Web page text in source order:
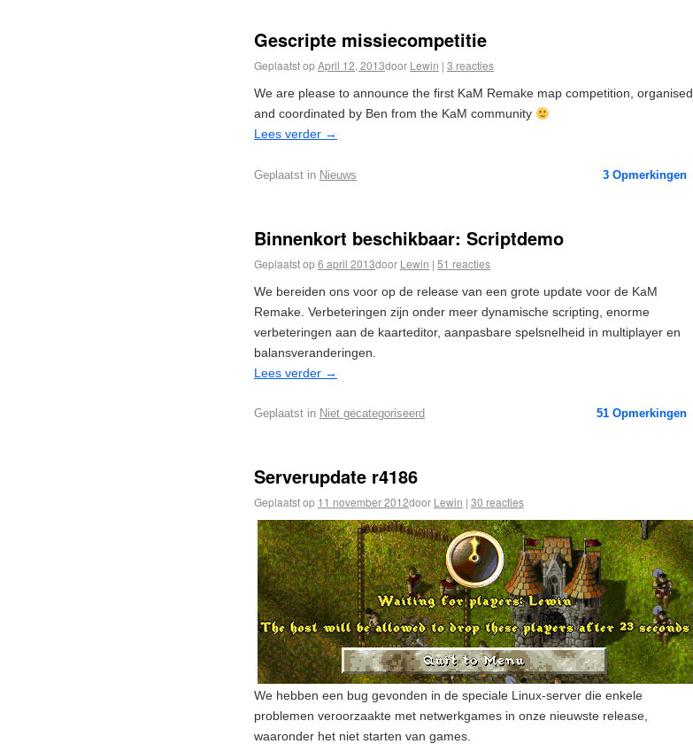
Gescripte missiecompetitie
Geplaatst opApril 12, 2013door Lewin | 3 reacties
We are please to announce the first KaM Remake map competition, organised
and coordinated by Ben from the KaM community
Lees verder →
3 Opmerkingen
Geplaatst in Nieuws
Binnenkort beschikbaar: Scriptdemo
Geplaatst op6 april 2013door Lewin | 51 reacties
We bereiden ons voor op de release van een grote update voor de KaM
Remake. Verbeteringen zijn onder meer dynamische scripting, enorme
verbeteringen aan de kaarteditor, aanpasbare spelsnelheid in multiplayer en
balansveranderingen.
Lees verder →
51 Opmerkingen
Geplaatst in Niet gecategoriseerd
Serverupdate r4186
Geplaatst op 11 november 2012door Lewin | 30 reacties
We hebben een bug gevonden in de speciale Linux-server die enkele
problemen veroorzaakte met netwerkgames in onze nieuwste release,
waaronder het niet starten van games.